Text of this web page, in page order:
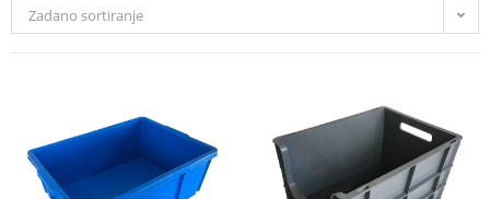
Zadano sortiranje